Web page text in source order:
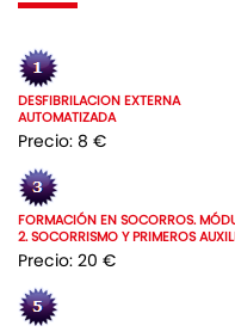
DESFIBRILACION EXTERNA
AUTOMATIZADA
Precio: 8 €
FORMACIÓN EN SOCORROS.
2. SOCORRISMO Y PRIMEROS
Precio: 20 €